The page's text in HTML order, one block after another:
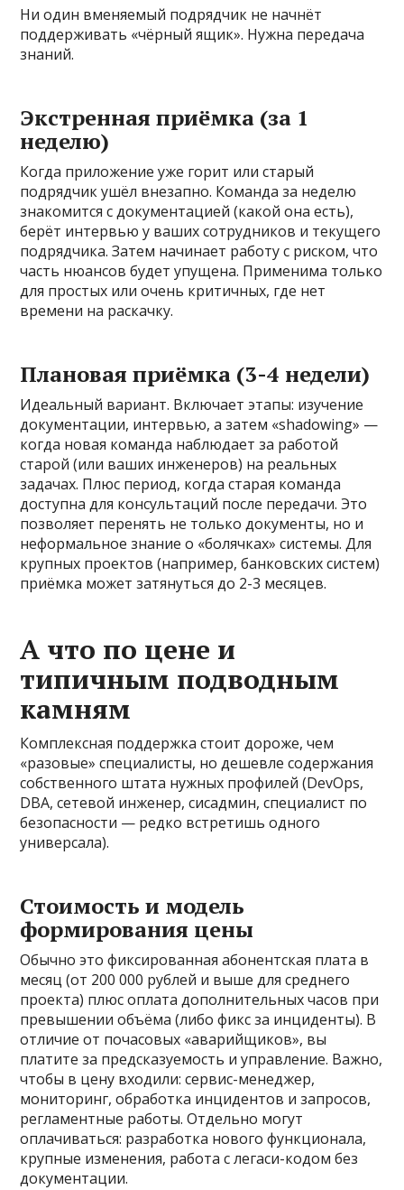
Ни один вменяемый подрядчик не начнёт
поддерживать «чёрный ящик». Нужна передача
знаний.
Экстренная приёмка (за 1
неделю)
Когда приложение уже горит или старый
подрядчик ушёл внезапно. Команда за неделю
знакомится с документацией (какой она есть),
берёт интервью у ваших сотрудников и текущего
подрядчика. Затем начинает работу с риском, что
часть нюансов будет упущена. Применима только
для простых или очень критичных, где нет
времени на раскачку.
Плановая приёмка (3-4 недели)
Идеальный вариант. Включает этапы: изучение
документации, интервью, а затем «shadowing» —
когда новая команда наблюдает за работой
старой (или ваших инженеров) на реальных
задачах. Плюс период, когда старая команда
доступна для консультаций после передачи. Это
позволяет перенять не только документы, но и
неформальное знание о «болячках» системы. Для
крупных проектов (например, банковских систем)
приёмка может затянуться до 2-3 месяцев.
А что по цене и
типичным подводным
камням
Комплексная поддержка стоит дороже, чем
«разовые» специалисты, но дешевле содержания
собственного штата нужных профилей (DevOps,
DBA, сетевой инженер, сисадмин, специалист по
безопасности — редко встретишь одного
универсала).
Стоимость и модель
формирования цены
Обычно это фиксированная абонентская плата в
месяц (от 200 000 рублей и выше для среднего
проекта) плюс оплата дополнительных часов при
превышении объёма (либо фикс за инциденты). В
отличие от почасовых «аварийщиков», вы
платите за предсказуемость и управление. Важно,
чтобы в цену входили: сервис-менеджер,
мониторинг, обработка инцидентов и запросов,
регламентные работы. Отдельно могут
оплачиваться: разработка нового функционала,
крупные изменения, работа с легаси-кодом без
документации.